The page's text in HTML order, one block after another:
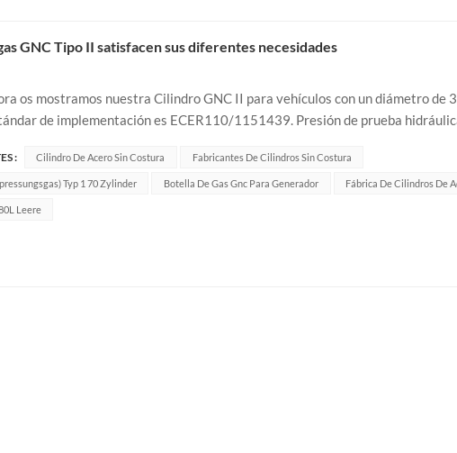
GNC Tipo II satisfacen sus diferentes necesidades
os mostramos nuestra Cilindro GNC II para vehículos con un diámetro de
de implementación es ECER110/1151439. Presión de prueba
: Cilindro De Acero Sin Costura Fabricantes De Cilindros Sin Costura
Typ 1 70 Zylinder Botella De Gas Gnc Para Generador Fábrica De Cilindros De
Leere